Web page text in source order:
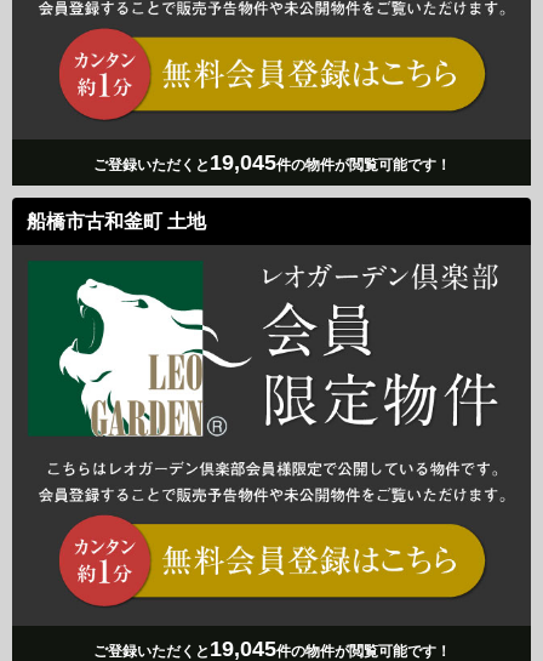
ご登録いただくと 19,045件の物件が閲覧可能です！
船橋市古和釜町 土地
ご登録いただくと 19,045件の物件が閲覧可能です！